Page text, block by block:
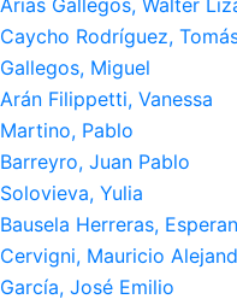
Caycho Rodríguez,
Gallegos, Miguel
Arán Filippetti, Vanessa
Martino, Pablo
Barreyro, Juan Pablo
Solovieva, Yulia
Bausela Herreras,
Cervigni, Mauricio
García, José Emilio